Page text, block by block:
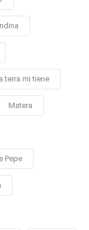
terra mi tiene
Matera
Pepe